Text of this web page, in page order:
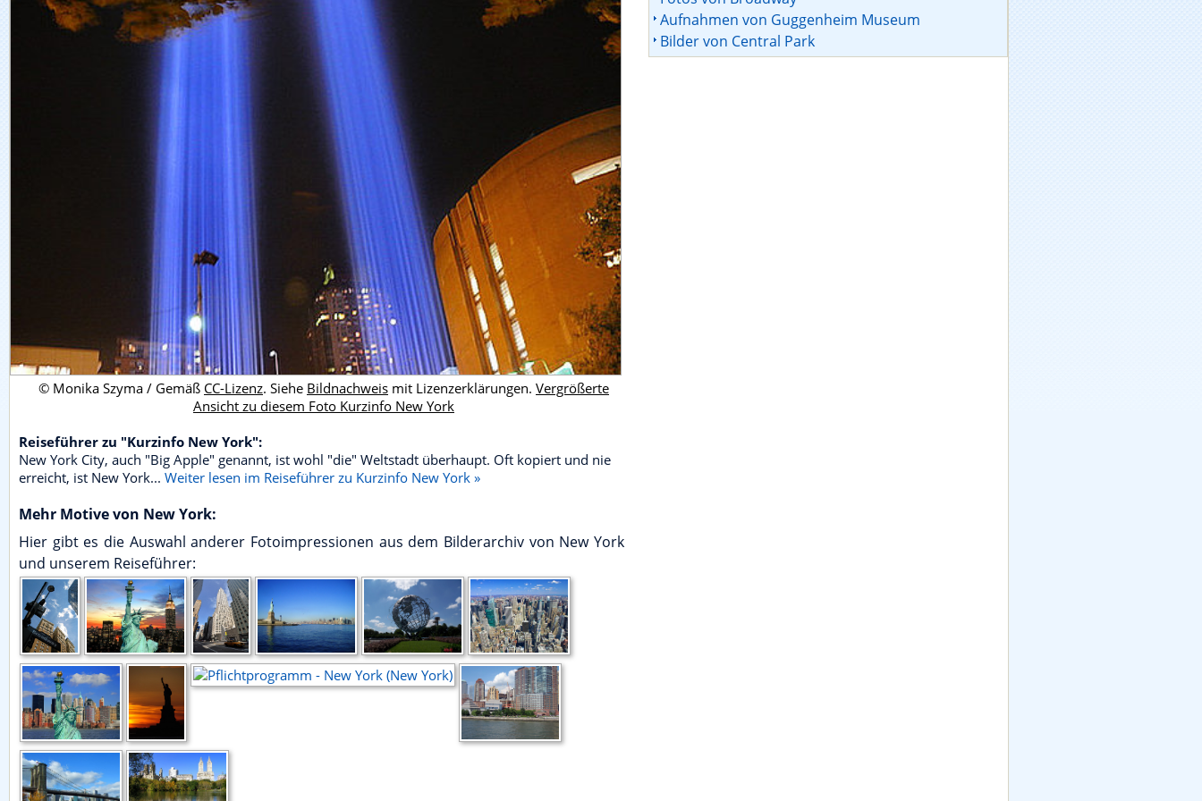
© Monika Szyma / Gemäß CC-Lizenz. Siehe Bildnachweis mit Lizenzerklärungen. Vergrößerte
Ansicht zu diesem Foto Kurzinfo New York
Reiseführer zu "Kurzinfo New York":
New York City, auch "Big Apple" genannt, ist wohl "die" Weltstadt überhaupt. Oft kopiert und nie
erreicht, ist New York... Weiter lesen im Reiseführer zu Kurzinfo New York »
Mehr Motive von New York:
Hier gibt es die Auswahl anderer Fotoimpressionen aus dem Bilderarchiv von New York
und unserem Reiseführer:
Aufnahmen von Guggenheim Museum
Bilder von Central Park